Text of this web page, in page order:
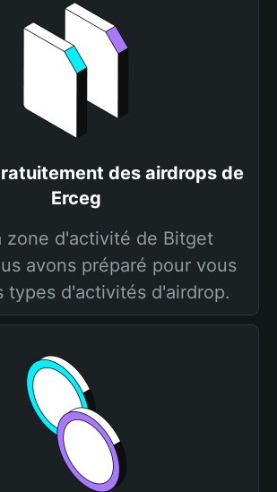
des airdrops de
Erceg
zone d'activité de Bitget
avons préparé pour vous
types d'activités d'airdrop.